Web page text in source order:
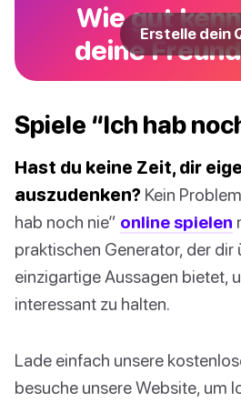
Wie gut
deineErstelle dein
Spiele “Ich hab
Hast du keine Zeit, dir
auszudenken? Kein
hab noch nie” online spielen
praktischen Generator, der
einzigartige Aussagen bietet,
interessant zu halten.
Lade einfach unsere
besuche unsere Website, um